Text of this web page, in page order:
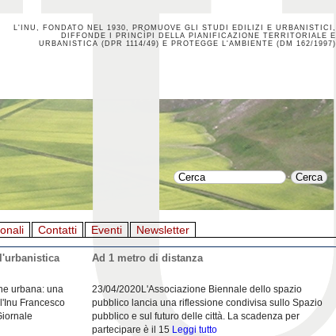
L'INU, FONDATO NEL 1930, PROMUOVE GLI STUDI EDILIZI E URBANISTICI,
DIFFONDE I PRINCÌPI DELLA PIANIFICAZIONE TERRITORIALE E
URBANISTICA (DPR 1114/49) E PROTEGGE L'AMBIENTE (DM 162/1997)
Contatti Eventi Newsletter
urbana: una
Francesco
Ad 1 metro di distanza
23/04/2020L'Associazione Biennale dello spazio
pubblico lancia una riflessione condivisa sullo Spazio
pubblico e sul futuro delle città. La scadenza per
partecipare è il 15 Leggi tutto